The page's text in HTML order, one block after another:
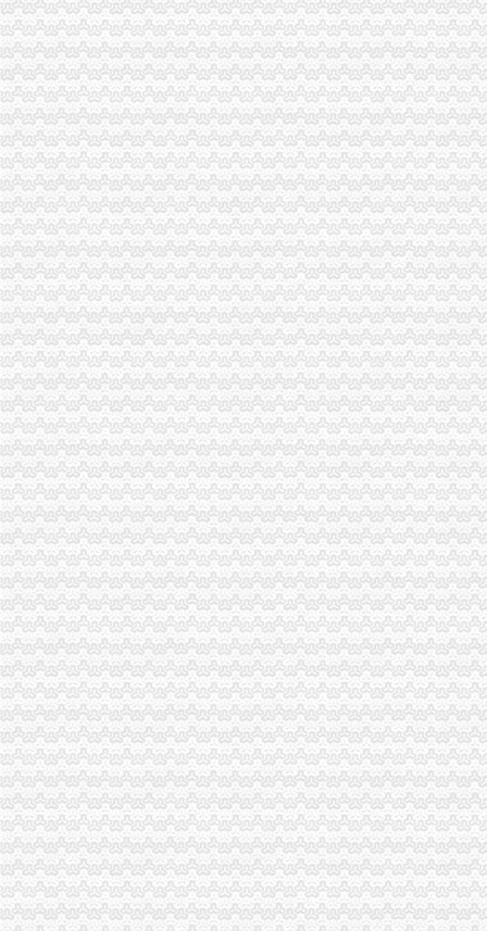
信息广告__都市_温商网
【上海新桥税务登记|税务登记证办理|代理税务登记】-上海赶集网
关于统一换发税务登记证件公告
【常州新桥税务登记|税务登记证办理|代理税务登记】-常州赶集网
分享深圳宝安新桥工商代办工商注册流程-兴义之窗
1.1.7企业注册登记步骤(七)办理税务登记-shuo的日志-网易博客
松江新桥办营业执照兼职会计-上海58同城
中国常州高新区-【个管办】新桥个管办对国地税信息进行比对推进信
北京市国家税务局转发国家税务总局关于金融保险业税收政策调整后若
中国常州高新区-新桥个管办推进信息管税工作
税务登记证-荣誉证书-上海恒刚仪器仪表有限公司
象山县信息公开-代办企业（国税、地税）税务登记证
税务登记证如何办理？设立税务登记应提供的证件_搜狐教育_搜狐网
今日早报
【办理税务开业登记,工商登记,财税咨询,代理记账】价格_厂家_
温州机场·温州都市报
：凯诺科技：华泰联合证券有限责任公司关于凯诺科技股份有
全工厂注册流程及相关费用详解-我爱铺网
发布商机列表_天恒信财税办理公司注册,代理记账【今日推荐网-分类
台州市国、地税深化合作,得出“1+1”三种答案_宁波频道_凤凰网
分类广告-----湖南日报数字报刊
我在新桥沁园这边做餐饮怎样办理工商执照_百度知道
温州仲裁委员会公告·温州都市报
分类广告_新浪新闻
天津新会里装修
家电修理店怎么开？-【设计本有问必答】
注册公司税务登记流程及费用.pdf
上海海外公司注册：2016注册公司好的选择-上海爱问分类
无锡市场：南长区五爱路代办公司证件税务登记公司注册代理记账
《税务知识大全》
代理记账_常州银通代理记账价格|代理记账_常州银通代理记账型号规格
北京市门头沟区为民服务中心
800元起优惠注册各区公司批增值税-上海58同城
分类广告_资讯频道_凤凰网
温州店面装饰哪家效果好？_商场装修|一起网装修
启事/公告__都市_温商网
公司办理社保的整个流程_点点_新浪博客
瓯海新闻-温州日报瓯网-温州新闻门户网-温州日报主办
江门地税全国推税务登记证等“十五证合一”企业提交材料将减
【上海丰皓企业登记代理有限公司】-主营：